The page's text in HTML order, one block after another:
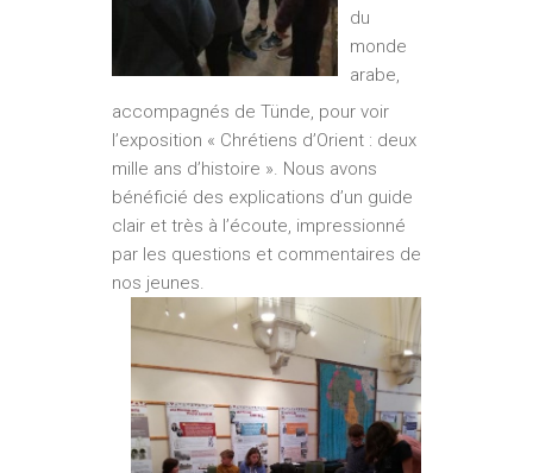
du
monde
arabe,
accompagnés de Tünde, pour voir
l’exposition « Chrétiens d’Orient : deux
mille ans d’histoire ». Nous avons
bénéficié des explications d’un guide
clair et très à l’écoute, impressionné
par les questions et commentaires de
nos jeunes.